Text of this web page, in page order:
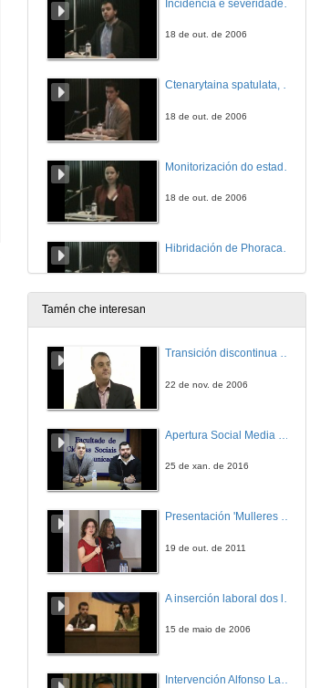
18 de out. de 2006
Ctenarytaina spatulata, nova praga do Eucalypto en Galicia: morfoloxía, bioloxía e distribución en Galicia
18 de out. de 2006
18 de out. de 2006
Hibridación de Phoracantha semipunclata en condicións de laboratorio
Mesa redonda
18 de out. de 2006
Tamén che interesan
Transición discontinua de partículas de microgel termosensible
22 de nov. de 2006
25 de xan. de 2016
Presentación 'Mulleres no software libre'
19 de out. de 2011
15 de maio de 2006
Intervención Alfonso Lago Ferreiro